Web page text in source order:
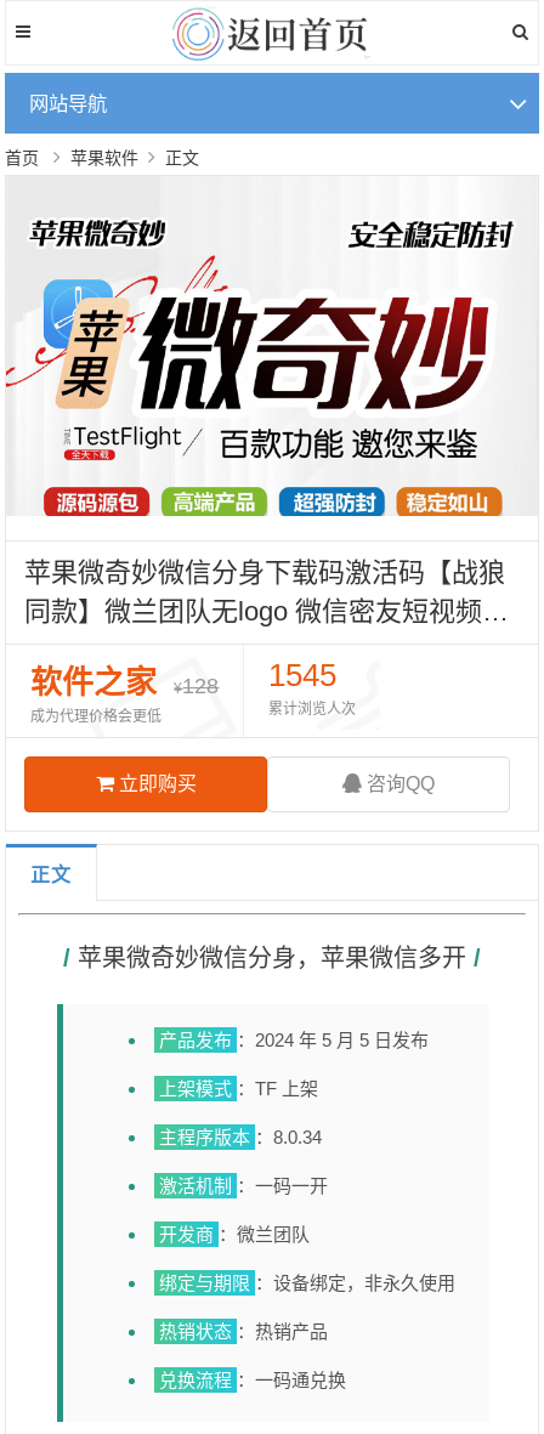
网站导航
首页 苹果软件 正文
苹果微奇妙微信分身下载码激活码【战狼
同款】微兰团队无logo 微信密友短视频去
水印语音转发自动点赞
软件之家 ¥128
成为代理价格会更低
1545
累计浏览人次
立即购买 咨询QQ
正文
/ 苹果微奇妙微信分身，苹果微信多开 /
产品发布 ：2024 年 5 月 5 日发布
上架模式 ：TF 上架
主程序版本 ：8.0.34
激活机制 ：一码一开
开发商 ：微兰团队
绑定与期限 ：设备绑定，非永久使用
热销状态 ：热销产品
兑换流程 ：一码通兑换